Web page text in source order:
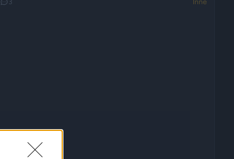
3 Inne